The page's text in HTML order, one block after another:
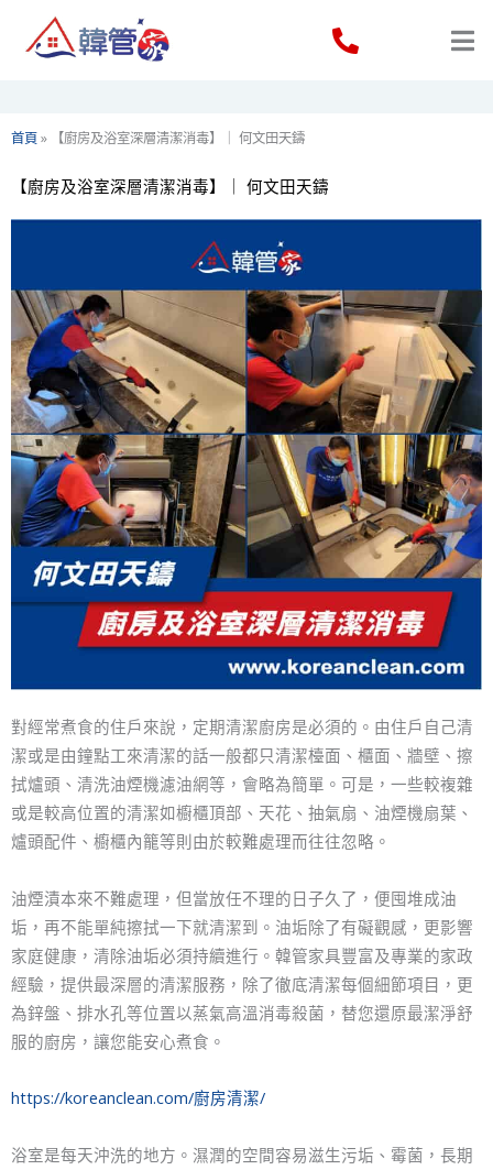
首頁» 【廚房及浴室深層清潔消毒】｜ 何文田天鑄
【廚房及浴室深層清潔消毒】｜ 何文田天鑄
對經常煮食的住戶來說，定期清潔廚房是必須的。由住戶自己清
潔或是由鐘點工來清潔的話一般都只清潔檯面、櫃面、牆壁、擦
拭爐頭、清洗油煙機濾油網等，會略為簡單。可是，一些較複雜
或是較高位置的清潔如櫥櫃頂部、天花、抽氣扇、油煙機扇葉、
爐頭配件、櫥櫃內籠等則由於較難處理而往往忽略。
油煙漬本來不難處理，但當放任不理的日子久了，便囤堆成油
垢，再不能單純擦拭一下就清潔到。油垢除了有礙觀感，更影響
家庭健康，清除油垢必須持續進行。韓管家具豐富及專業的家政
經驗，提供最深層的清潔服務，除了徹底清潔每個細節項目，更
為鋅盤、排水孔等位置以蒸氣高溫消毒殺菌，替您還原最潔淨舒
服的廚房，讓您能安心煮食。
https://koreanclean.com/廚房清潔/
浴室是每天沖洗的地方。濕潤的空間容易滋生污垢、霉菌，長期